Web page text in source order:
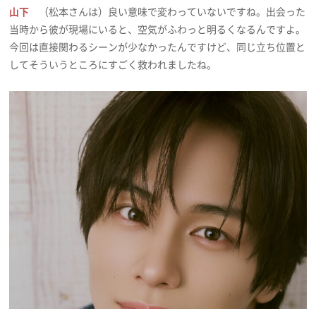
山下 （松本さんは）良い意味で変わっていないですね。出会った
当時から彼が現場にいると、空気がふわっと明るくなるんですよ。
今回は直接関わるシーンが少なかったんですけど、同じ立ち位置と
してそういうところにすごく救われましたね。